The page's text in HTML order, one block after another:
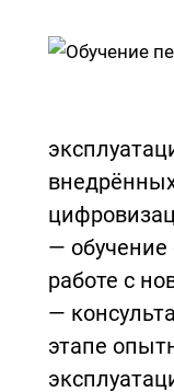
— обучение
работе с
—
этапе